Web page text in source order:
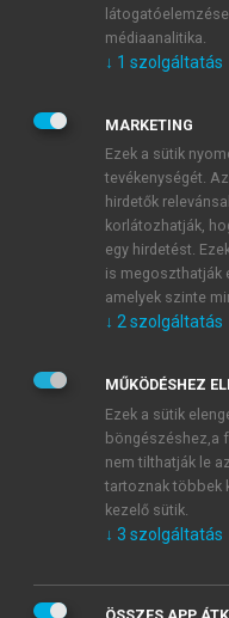
A compliance
gyógyszerszedéssel
vonatkozhat a
életmód) betartására.
akkor, ha a páciens
csak olyat és annyit
annyit, amennyit kell,
stb. Rossz,
beszélünk akkor, ha
a kezelés a beteg
gyakran a rossz
összes felírt
és a kiváltott
utasításoknak
szedik. Azaz a
kiváltásra és
betartásáról nem is
80%-át beszedi a
médiaanalitika.
↓ 1 szolgáltatás
MARKETING
Ezek a sütik
tevékenységét.
hirdetők
korlátozhatják,
egy hirdetést.
is megoszthatják
amelyek szinte
↓ 2 szolgáltatás
MŰKÖDÉSHEZ
Ezek a sütik
böngészéshez,a
nem tilthatják le
tartoznak többek
kezelő sütik.
↓ 3 szolgáltatás